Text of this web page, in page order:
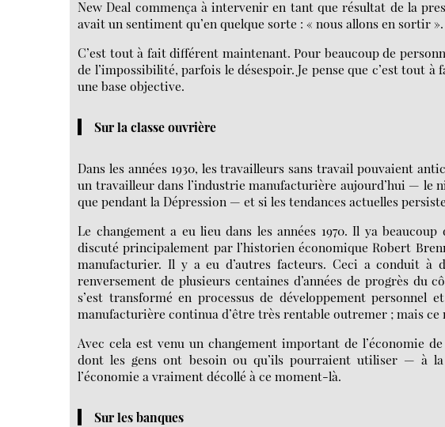
New Deal commença à intervenir en tant que résultat de la
avait un sentiment qu’en quelque sorte : « nous allons en sortir ».
C’est tout à fait différent maintenant. Pour beaucoup de
de l’impossibilité, parfois le désespoir. Je pense que c’est tout
une base objective.
Sur la classe ouvrière
Dans les années 1930, les travailleurs sans travail pouvaient
un travailleur dans l’industrie manufacturière aujourd’hui — le
que pendant la Dépression — et si les tendances actuelles
Le changement a eu lieu dans les années 1970. Il ya
discuté principalement par l’historien économique Robert
manufacturier. Il y a eu d’autres facteurs. Ceci a conduit à
renversement de plusieurs centaines d’années de progrès du
s’est transformé en processus de développement
manufacturière continua d’être très rentable outremer ; mais
Avec cela est venu un changement important de l’économie
dont les gens ont besoin ou qu’ils pourraient utiliser — à
l’économie a vraiment décollé à ce moment-là.
Sur les banques